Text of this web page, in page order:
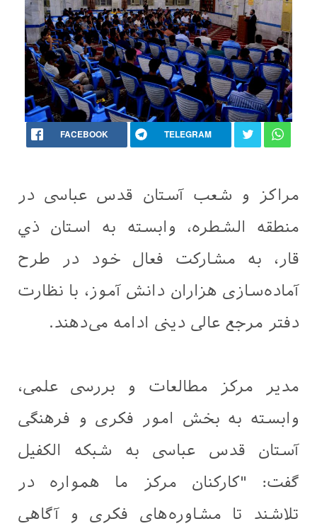
FACEBOOK TELEGRAM
مراکز و شعب آستان قدس عباسی در
منطقه الشطره، وابسته به استان ذي
قار، به مشارکت فعال خود در طرح
آماده‌سازی هزاران دانش آموز، با نظارت
دفتر مرجع عالی دینی ادامه می‌دهند.
مدیر مرکز مطالعات و بررسی علمی،
وابسته به بخش امور فکری و فرهنگی
آستان قدس عباسی به شبکه الکفیل
گفت: "کارکنان مرکز ما همواره در
تلاشند تا مشاوره‌های فکری و آگاهی